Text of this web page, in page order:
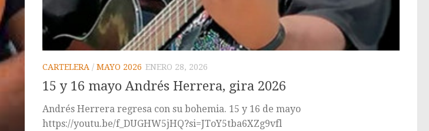
CARTELERA / MAYO 2026 ENERO 28, 2026
15 y 16 mayo Andrés Herrera, gira 2026
Andrés Herrera regresa con su bohemia. 15 y 16 de mayo
https://youtu.be/f_DUGHW5jHQ?si=JToY5tba6XZg9vfl